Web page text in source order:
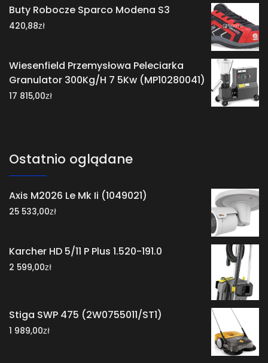
Buty Robocze Sparco Modena S3
420,88zł
Wiesenfield Przemysłowa Peleciarka
Granulator 300Kg/H 7 5Kw (MP10280041)
17 815,00zł
Ostatnio oglądane
Axis M2026 Le Mk Ii (1049021)
25 533,00zł
Karcher HD 5/11 P Plus 1.520-191.0
2 599,00zł
Stiga SWP 475 (2W0755011/ST1)
1 989,00zł